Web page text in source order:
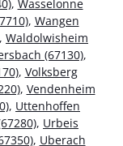
, Wasselonne
, Wangen
, Waldolwisheim
(67130),
, Volksberg
, Vendenheim
, Uttenhoffen
, Urbeis
, Uberach